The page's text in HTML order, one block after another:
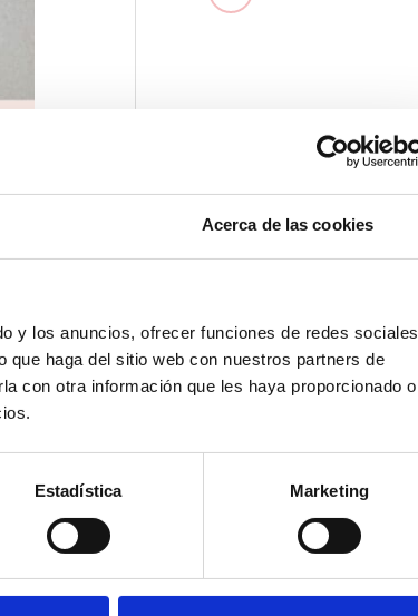
Acerca de las cookies
y los anuncios, ofrecer funciones de redes sociales
haga del sitio web con nuestros partners de
con otra información que les haya proporcionado o
Estadística Marketing